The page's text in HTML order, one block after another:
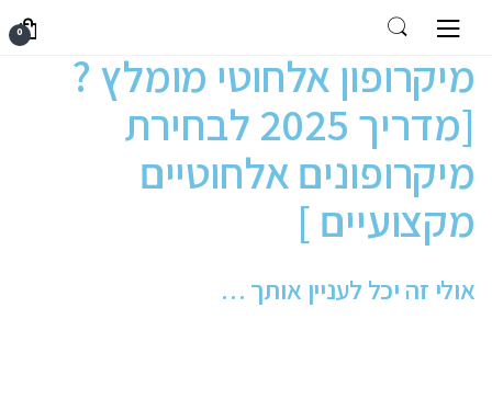
Skip to navigation
0
עמוד הבית מידע מקצועי
מיקרופון אלחוטי מומלץ ? [מדריך 2025 לבחירת
מיקרופונים אלחוטיים מקצועיים ]
מיקרופון אלחוטי מומלץ ?
[מדריך 2025 לבחירת
מיקרופונים אלחוטיים
מקצועיים ]
אולי זה יכל לעניין אותך …